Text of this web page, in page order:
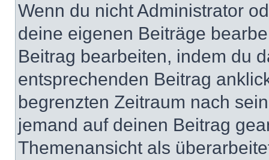
Wenn du nicht Administrator
deine eigenen Beiträge
Beitrag bearbeiten, indem du
entsprechenden Beitrag
begrenzten Zeitraum nach
jemand auf deinen Beitrag
Themenansicht als